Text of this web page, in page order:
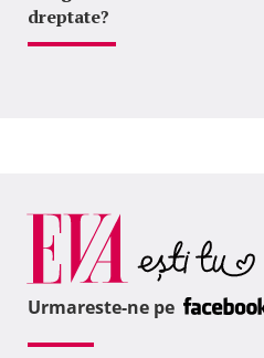
dreptate?
Urmareste-ne pe